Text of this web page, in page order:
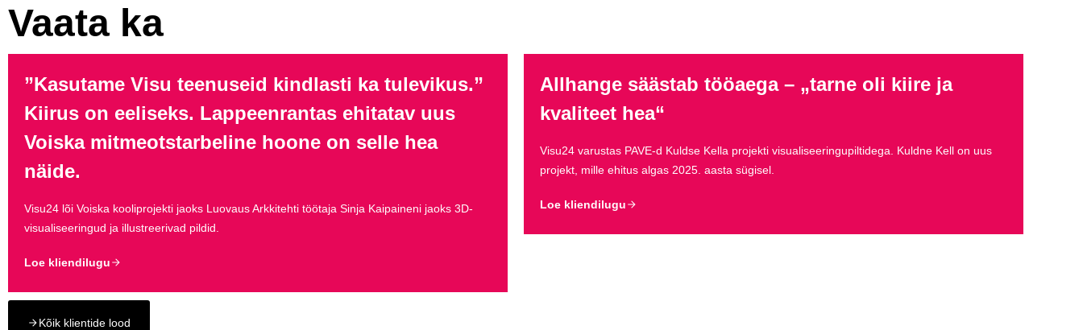
Vaata ka
”Kasutame Visu teenuseid kindlasti ka tulevikus.”
Kiirus on eeliseks. Lappeenrantas ehitatav uus
Voiska mitmeotstarbeline hoone on selle hea
näide.
Visu24 lõi Voiska kooliprojekti jaoks Luovaus Arkkitehti töötaja Sinja Kaipaineni jaoks 3D-
visualiseeringud ja illustreerivad pildid.
Loe kliendilugu
Allhange säästab tööaega – „tarne oli kiire ja
kvaliteet hea“
Visu24 varustas PAVE-d Kuldse Kella projekti visualiseeringupiltidega. Kuldne Kell on uus
projekt, mille ehitus algas 2025. aasta sügisel.
Loe kliendilugu
Kõik klientide lood